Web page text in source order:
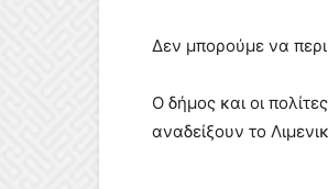
Δεν μπορούμε να
Ο δήμος και οι
αναδείξουν το